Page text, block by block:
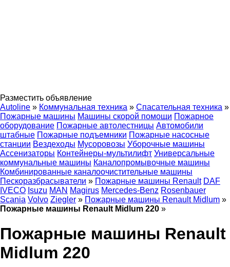
Разместить объявление
Autoline » Коммунальная техника » Спасательная техника »
Пожарные машины Машины скорой помощи Пожарное
оборудование Пожарные автолестницы Автомобили
штабные Пожарные подъемники Пожарные насосные
станции Вездеходы Мусоровозы Уборочные машины
Ассенизаторы Контейнеры-мультилифт Универсальные
коммунальные машины Каналопромывочные машины
Комбинированные каналоочистительные машины
Пескоразбрасыватели » Пожарные машины Renault DAF
IVECO Isuzu MAN Magirus Mercedes-Benz Rosenbauer
Scania Volvo Ziegler » Пожарные машины Renault Midlum »
Пожарные машины Renault Midlum 220 »
Пожарные машины Renault
Midlum 220